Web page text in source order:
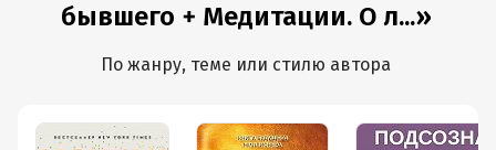
бывшего + Медитации. О л...»
По жанру, теме или стилю автора